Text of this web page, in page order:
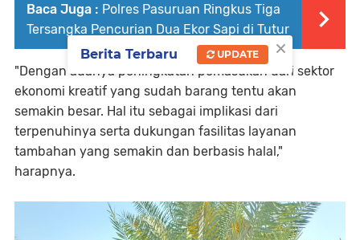
Baca Juga : Polres Pasuruan Ringkus Tiga
Tersangka Pencurian Dua Ekor Sapi di Tutur
"Dengan adanya peningkatan pemasukan dari sektor
ekonomi kreatif yang sudah barang tentu akan
semakin besar. Hal itu sebagai implikasi dari
terpenuhinya serta dukungan fasilitas layanan
tambahan yang semakin dan berbasis halal,"
harapnya.
×
Berita Terbaru UPDATE